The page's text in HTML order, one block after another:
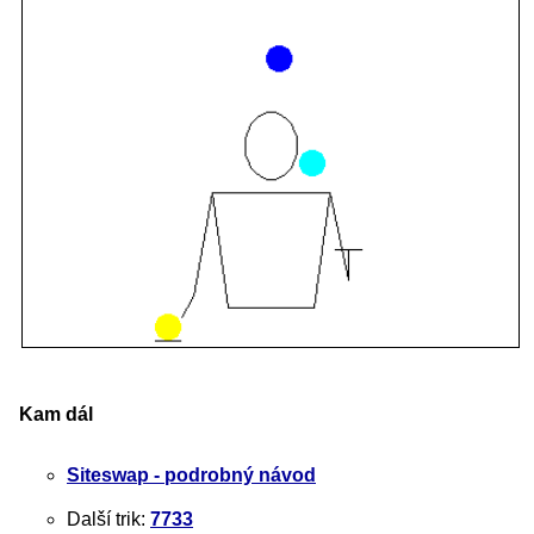
Kam dál
Siteswap - podrobný návod
Další trik: 7733